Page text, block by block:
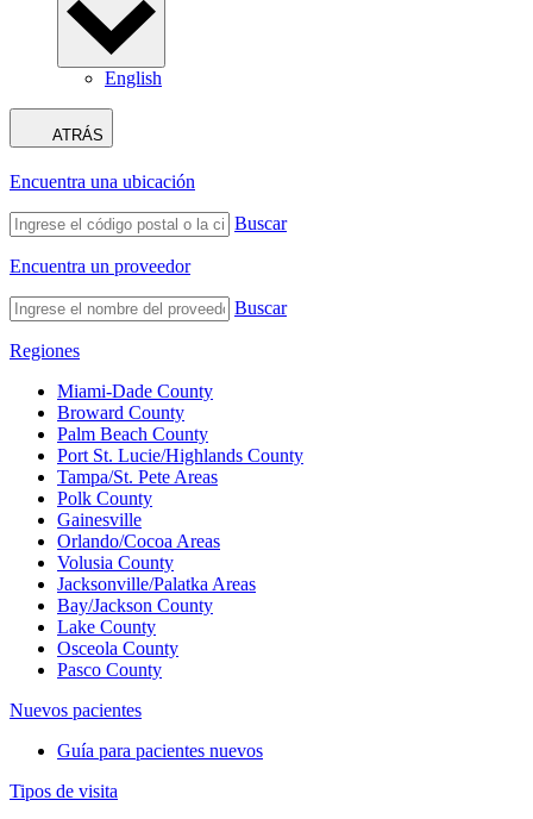
English
ATRÁS
Encuentra una ubicación
Buscar
Encuentra un proveedor
Buscar
Regiones
Miami-Dade County
Broward County
Palm Beach County
Port St. Lucie/Highlands County
Tampa/St. Pete Areas
Polk County
Gainesville
Orlando/Cocoa Areas
Volusia County
Jacksonville/Palatka Areas
Bay/Jackson County
Lake County
Osceola County
Pasco County
Nuevos pacientes
Guía para pacientes nuevos
Tipos de visita